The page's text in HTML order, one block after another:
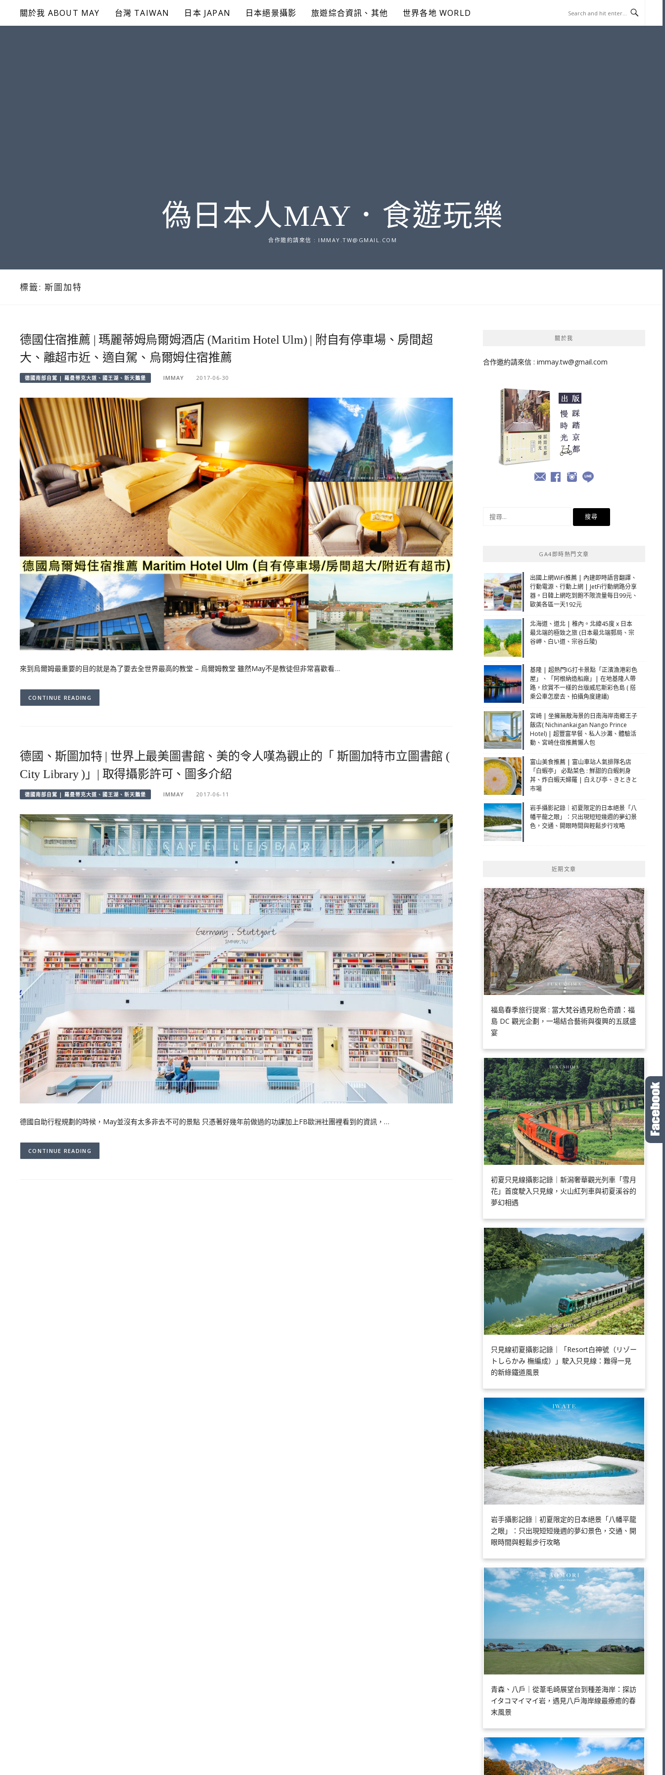
content
關於我 ABOUT MAY 台灣 TAIWAN 日本 JAPAN 日本絕景攝影 旅遊綜合資訊、其他 世界各地 WORLD
偽日本人MAY．食遊玩樂
合作邀約請來信 : IMMAY.TW@GMAIL.COM
標籤: 斯圖加特
德國住宿推薦 | 瑪麗蒂姆烏爾姆酒店 (Maritim Hotel Ulm) | 附自有停車場、房間超
大、離超市近、適自駕、烏爾姆住宿推薦
德國南部自駕 | 羅曼蒂克大道、國王湖、新天鵝堡 IMMAY 2017-06-30
來到烏爾姆最重要的目的就是為了要去全世界最高的教堂 – 烏爾姆教堂 雖然May不是教徒但非常喜歡看…
CONTINUE READING
德國、斯圖加特 | 世界上最美圖書館、美的令人嘆為觀止的「 斯圖加特市立圖書館 (
City Library )」| 取得攝影許可、圖多介紹
德國南部自駕 | 羅曼蒂克大道、國王湖、新天鵝堡 IMMAY 2017-06-11
德國自助行程規劃的時候，May並沒有太多非去不可的景點 只憑著好幾年前做過的功課加上FB歐洲社團裡看到的資訊，…
CONTINUE READING
關於我
合作邀約請來信 : immay.tw@gmail.com
GA4即時熱門文章
出國上網WiFi推薦 | 內建即時語音翻譯、
行動電源、行動上網 | JetFi行動網路分享
器。日韓上網吃到飽不限流量每日99元、
歐美各區一天192元
北海道、道北 | 稚內。北緯45度 x 日本
最北端的極致之旅 (日本最北端郵局、宗
谷岬、白い道、宗谷丘陵)
基隆 | 超熱門IG打卡景點「正濱漁港彩色
屋」、「阿根納造船廠」| 在地基隆人帶
路，欣賞不一樣的台版威尼斯彩色島 ( 搭
乘公車怎麼去、拍攝角度建議)
宮崎 | 坐擁無敵海景的日南海岸南鄉王子
飯店( Nichinankaigan Nango Prince
Hotel) | 超豐富早餐、私人沙灘、體驗活
動、宮崎住宿推薦懶人包
富山美食推薦 | 富山車站人氣排隊名店
「白蝦亭」 必點菜色 : 鮮甜的白蝦刺身
丼、炸白蝦天婦羅 | 白えび亭、きときと
市場
岩手攝影記錄｜初夏限定的日本絕景「八
幡平龍之眼」：只出現短短幾週的夢幻景
色，交通、開眼時間與輕鬆步行攻略
近期文章
福島春季旅行提案 : 當大梵谷遇見粉色奇蹟：福
島 DC 觀光企劃，一場結合藝術與復興的五感盛
宴
初夏只見線攝影記錄｜新潟奢華觀光列車「雪月
花」首度駛入只見線，火山紅列車與初夏溪谷的
夢幻相遇
只見線初夏攝影記錄｜「Resort白神號（リゾー
トしらかみ 橅編成）」駛入只見線：難得一見
的新綠鐵道風景
岩手攝影記錄｜初夏限定的日本絕景「八幡平龍
之眼」：只出現短短幾週的夢幻景色，交通、開
眼時間與輕鬆步行攻略
青森、八戶｜從葦毛崎展望台到種差海岸：探訪
イタコマイマイ岩，遇見八戶海岸線最療癒的春
末風景